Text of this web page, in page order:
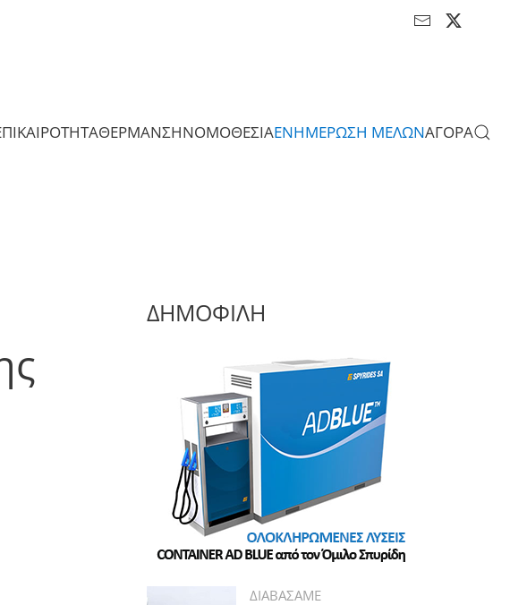
ΘΕΡΜΑΝΣΗΝΟΜΟΘΕΣΙΑΕΝΗΜΕΡΩΣΗ ΜΕΛΩΝΑΓΟΡΑ
ΔΗΜΟΦΙΛΗ
ΔΙΑΒΑΣΑΜΕ